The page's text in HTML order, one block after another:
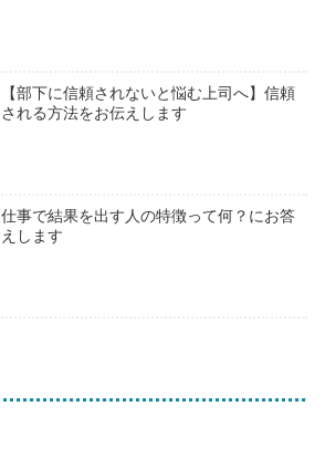
【部下に信頼されないと悩む上司へ】信頼
される方法をお伝えします
仕事で結果を出す人の特徴って何？にお答
えします